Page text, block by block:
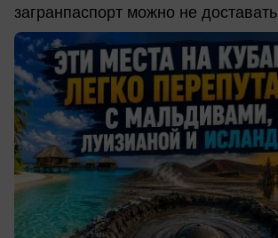
загранпаспорт можно не доставать